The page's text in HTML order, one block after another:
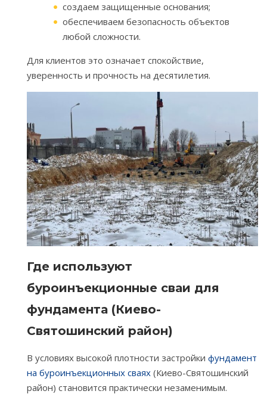
создаем защищенные основания;
обеспечиваем безопасность объектов
любой сложности.
Для клиентов это означает спокойствие,
уверенность и прочность на десятилетия.
Где используют
буроинъекционные сваи для
фундамента (Киево-
Святошинский район)
В условиях высокой плотности застройки фундамент
на буроинъекционных сваях (Киево-Святошинский
район) становится практически незаменимым.